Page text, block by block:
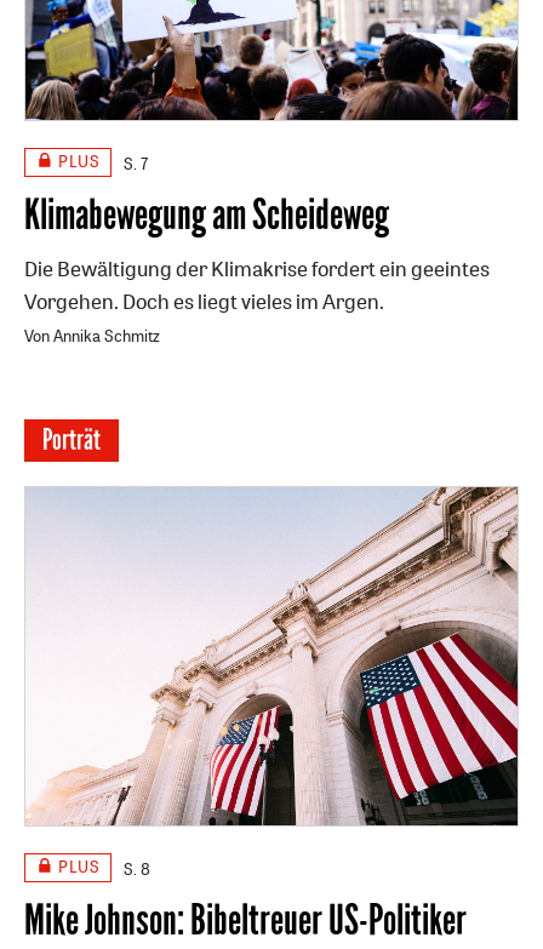
PLUS S. 7
Klimabewegung am Scheideweg
Die Bewältigung der Klimakrise fordert ein geeintes
Vorgehen. Doch es liegt vieles im Argen.
Von Annika Schmitz
Porträt
PLUS S. 8
Mike Johnson: Bibeltreuer US-Politiker